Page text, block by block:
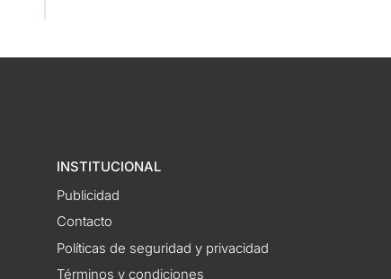
INSTITUCIONAL
Publicidad
Contacto
Políticas de seguridad y privacidad
Términos y condiciones